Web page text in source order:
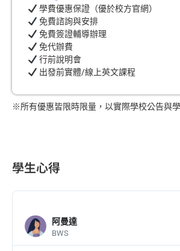
學費優惠保證（優於校方官網）
免費諮詢與安排
免費簽證輔導辦理
免代辦費
行前說明會
出發前實體/線上英文課程
※所有優惠皆限時限量，以實際學校公告與
學生心得
阿曼達
BWS